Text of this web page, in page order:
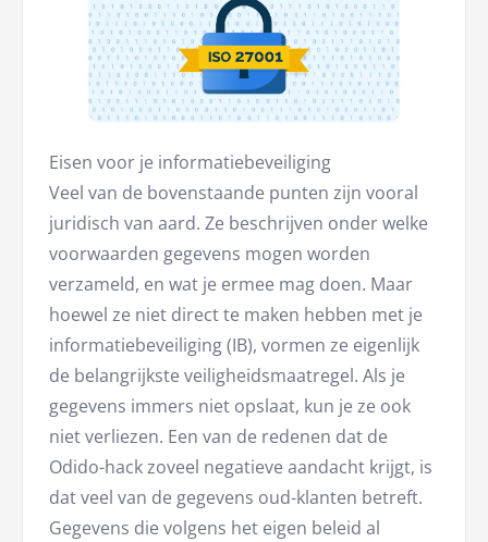
Eisen voor je informatiebeveiliging
Veel van de bovenstaande punten zijn vooral
juridisch van aard. Ze beschrijven onder welke
voorwaarden gegevens mogen worden
verzameld, en wat je ermee mag doen. Maar
hoewel ze niet direct te maken hebben met je
informatiebeveiliging (IB), vormen ze eigenlijk
de belangrijkste veiligheidsmaatregel. Als je
gegevens immers niet opslaat, kun je ze ook
niet verliezen. Een van de redenen dat de
Odido-hack zoveel negatieve aandacht krijgt, is
dat veel van de gegevens oud-klanten betreft.
Gegevens die volgens het eigen beleid al